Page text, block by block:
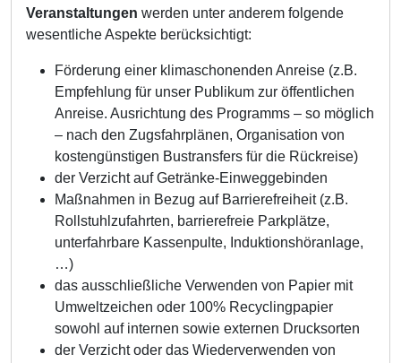
Veranstaltungen werden unter anderem folgende
wesentliche Aspekte berücksichtigt:
Förderung einer klimaschonenden Anreise (z.B.
Empfehlung für unser Publikum zur öffentlichen
Anreise. Ausrichtung des Programms – so möglich
– nach den Zugsfahrplänen, Organisation von
kostengünstigen Bustransfers für die Rückreise)
der Verzicht auf Getränke-Einweggebinden
Maßnahmen in Bezug auf Barrierefreiheit (z.B.
Rollstuhlzufahrten, barrierefreie Parkplätze,
unterfahrbare Kassenpulte, Induktionshöranlage,
…)
das ausschließliche Verwenden von Papier mit
Umweltzeichen oder 100% Recyclingpapier
sowohl auf internen sowie externen Drucksorten
der Verzicht oder das Wiederverwenden von